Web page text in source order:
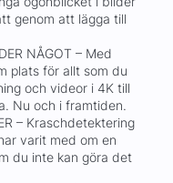
genom att lägga till
NÅGOT – Med
plats för allt som du
och videor i 4K till
Nu och i framtiden.
– Kraschdetektering
varit med om en
du inte kan göra det